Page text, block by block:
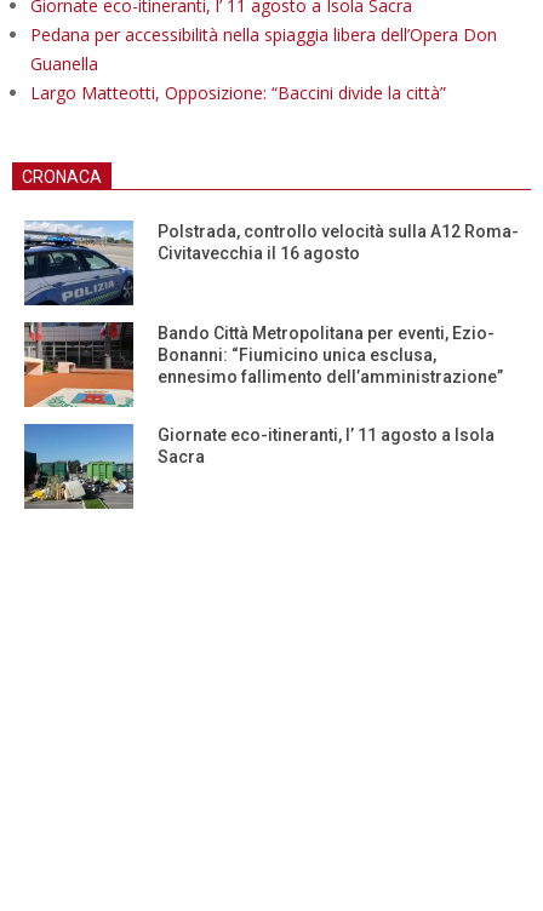
Giornate eco-itineranti, l’ 11 agosto a Isola Sacra
Pedana per accessibilità nella spiaggia libera dell’Opera Don
Guanella
Largo Matteotti, Opposizione: “Baccini divide la città”
CRONACA
Polstrada, controllo velocità sulla A12 Roma-
Civitavecchia il 16 agosto
Bando Città Metropolitana per eventi, Ezio-
Bonanni: “Fiumicino unica esclusa,
ennesimo fallimento dell’amministrazione”
Giornate eco-itineranti, l’ 11 agosto a Isola
Sacra